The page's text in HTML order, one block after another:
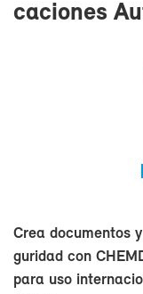
ca­cio­nes
Crea do­cu­men­tos
gu­ri­dad con
pa­ra uso